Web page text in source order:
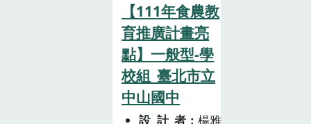
名賽事「田中馬
拉松」的賽道-
八堡圳，八堡圳
除了是當地灌溉
農田的重要水利
工程，堤岸種植
著翠綠的小葉欖
【111年食農教
育推廣計畫亮
點】一般型-學
校組_臺北市立
中山國中
設計者 楊雅